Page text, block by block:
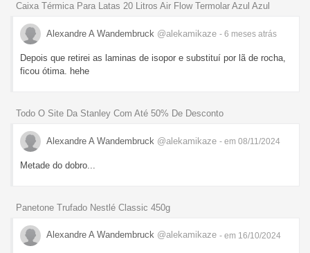
Caixa Térmica Para Latas 20 Litros Air Flow Termolar Azul Azul
Alexandre A Wandembruck @alekamikaze - 6 meses atrás
Depois que retirei as laminas de isopor e substituí por lã de rocha,
ficou ótima. hehe
Todo O Site Da Stanley Com Até 50% De Desconto
Alexandre A Wandembruck @alekamikaze - em 08/11/2024
Metade do dobro...
Panetone Trufado Nestlé Classic 450g
Alexandre A Wandembruck @alekamikaze - em 16/10/2024